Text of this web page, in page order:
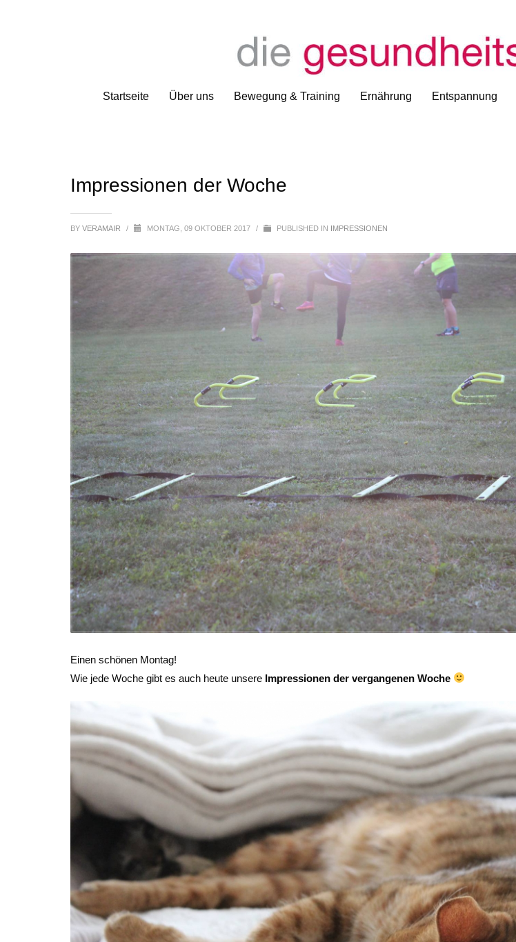
Startseite Über uns Bewegung & Training Ernährung Entspannung
Impressionen der Woche
BY VERAMAIR / MONTAG, 09 OKTOBER 2017 / PUBLISHED IN IMPRESSIONEN
Einen schönen Montag!
Wie jede Woche gibt es auch heute unsere Impressionen der vergangenen Woche